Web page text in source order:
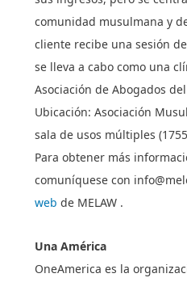
comunidad musulmana y
cliente recibe una sesión
se lleva a cabo como una
Asociación de Abogados
Ubicación: Asociación
sala de usos múltiples
Para obtener más
comuníquese con
web de MELAW .
Una América
OneAmerica es la